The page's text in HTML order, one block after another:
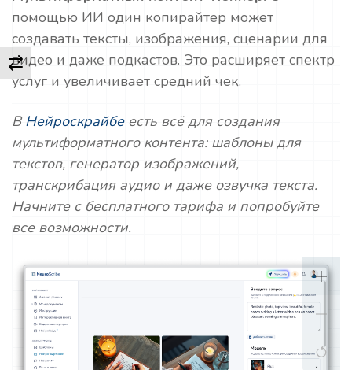
помощью ИИ один копирайтер может
создавать тексты, изображения, сценарии для
видео и даже подкастов. Это расширяет спектр
услуг и увеличивает средний чек.
ВНейроскрайбеесть всё для создания
мультиформатного контента: шаблоны для
текстов, генератор изображений,
транскрибация аудио и даже озвучка текста.
Начните с бесплатного тарифа и попробуйте
все возможности.